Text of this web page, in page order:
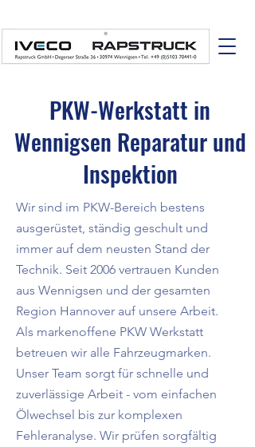
PKW-Werkstatt in
Wennigsen Reparatur und
Inspektion
Wir sind im PKW-Bereich bestens
ausgerüstet, ständig geschult und
immer auf dem neusten Stand der
Technik. Seit 2006 vertrauen Kunden
aus Wennigsen und der gesamten
Region Hannover auf unsere Arbeit.
Als markenoffene PKW Werkstatt
betreuen wir alle Fahrzeugmarken.
Unser Team sorgt für schnelle und
zuverlässige Arbeit - vom einfachen
Ölwechsel bis zur komplexen
Fehleranalyse. Wir prüfen sorgfältig